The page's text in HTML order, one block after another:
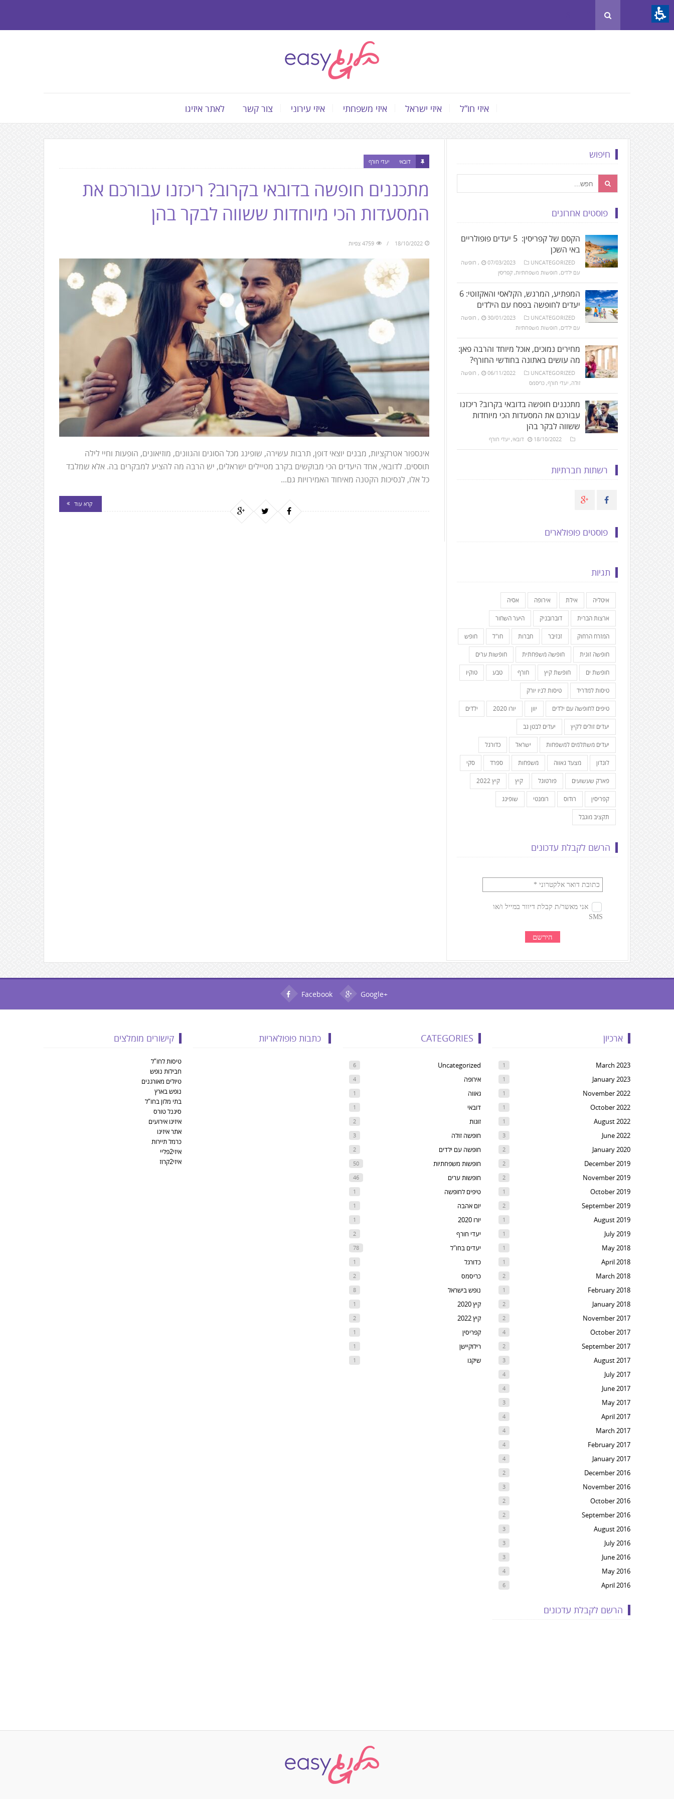
The
beginning
to
the
main
Content
איזי חו”ל איזי ישראל איזי משפחתי איזי עירוני צור קשר לאתר איזיגו
המרכזי,
דובאי יעדי חורף
מתכננים חופשה בדובאי בקרוב? ריכזנו עבורכם את
המסעדות הכי מיוחדות ששווה לבקר בהן
18/10/2022 4759 צפיות
אינספור אטרקציות, מבנים יוצאי דופן, תרבות עשירה, שופינג מכל הסוגים והגוונים, מוזיאונים, הופעות וחיי לילה
תוססים. לדובאי, אחד היעדים הכי מבוקשים בקרב מטיילים ישראלים, יש הרבה מה להציע למבקרים בה. אלא שמלבד
כל אלו, לנסיכות הקטנה מאיחוד האמירויות גם...
קרא עוד
חיפוש
פוסטים אחרונים
הקסם של קפריסין: 5 יעדים פופולריים
באי השכן
07/03/2023 UNCATEGORIZED
, חופשה
עם ילדים, חופשות משפחתיות,קפריסין
המפתיע, המרגש, הקלאסי והאקזוטי: 6
יעדים לחופשה בפסח עם הילדים
30/01/2023 UNCATEGORIZED
, חופשה
עם ילדים, חופשות משפחתיות
מחירים נמוכים, אוכל מיוחד והרבה פאן:
מה עושים באתונה בחודשי החורף?
06/11/2022 UNCATEGORIZED
, חופשה
זולה,יעדי חורף,כריסמס
מתכננים חופשה בדובאי בקרוב? ריכזנו
עבורכם את המסעדות הכי מיוחדות
ששווה לבקר בהן
18/10/2022 דובאי,יעדי חורף
רשתות חברתיות
פוסטים פופולארים
תגיות
איטליה אילת אירופה אסיה
ארצות הברית דוברובניק היער השחור
המזרח הרחוק זנזיבר חברות חו"ל חופש
חופשה זוגית חופשה משפחתית חופשות ערים
חופשת ים חופשת קיץ חורף טבע טוקיו
טיסות למדריד טיסות לניו יורק
טיפים לחופשה עם ילדים יוון יורו 2020 ילדים
יעדים זולים לקיץ יעדים לבטן גב
יעדים משתלמים למשפחות ישראל כדורגל
לונדון מצעד גאווה משפחות ספרד סקי
פארק שעשועים פורטוגל קיץ קיץ 2022
קפריסין רודוס רומנטי שופינג
תקציב מוגבל
הרשם לקבלת עדכונים
Facebook Google+
קישורים מומלצים
טיסות לחו”ל
חבילות נופש
טיולים מאורגנים
נופש בארץ
בתי מלון בחו”ל
סיגנל טורס
איזיגו אירועים
אתר איזיגו
כרמל תיירות
איזי2פליי
איזי2קרוז
כתבות פופולאריות CATEGORIES
Uncategorized
6
אירופה 4
גאווה 1
דובאי 1
זוגות 2
חופשה זולה 3
חופשה עם ילדים 2
חופשות משפחתיות 50
חופשות ערים 46
טיפים לחופשה 1
יום אהבה 1
יורו 2020 1
יעדי חורף 2
יעדים בחו"ל 78
כדורגל 1
כריסמס 2
נופש בישראל 8
קיץ 2020 1
קיץ 2022 2
קפריסין 1
רילוקיישן 1
שיקגו 1
ארכיון
March 2023
1
January 2023
1
November 2022
1
October 2022
1
August 2022
1
June 2022
3
January 2020
2
December 2019
2
November 2019
2
October 2019
1
September 2019
2
August 2019
1
July 2019
1
May 2018
1
April 2018
1
March 2018
2
February 2018
1
January 2018
2
November 2017
2
October 2017
4
September 2017
2
August 2017
3
July 2017
4
June 2017
4
May 2017
3
April 2017
4
March 2017
4
February 2017
4
January 2017
4
December 2016
2
November 2016
3
October 2016
2
September 2016
2
August 2016
3
July 2016
3
June 2016
3
May 2016
4
April 2016
6
הרשם לקבלת עדכונים